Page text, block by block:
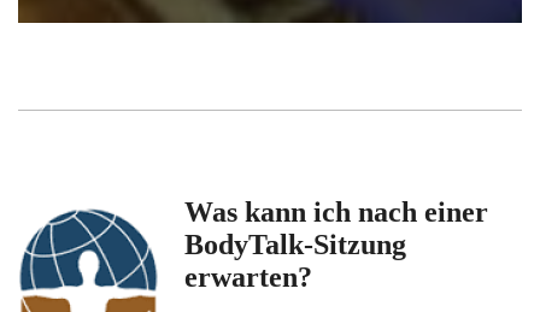
Was kann ich nach einer
BodyTalk-Sitzung
erwarten?